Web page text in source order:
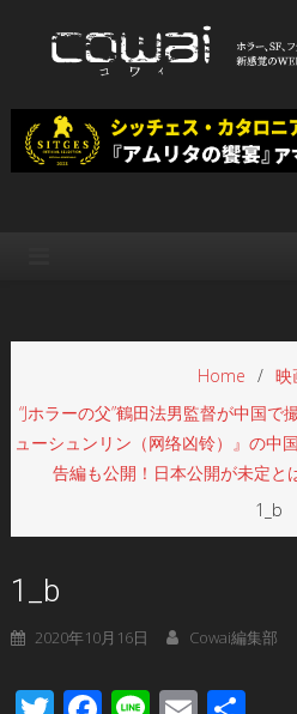
WEB映画マガ
ワ
Home
映
“Jホラーの父”鶴田法男監督が中国
ューシュンリン（网络凶铃）』の中
告編も公開！日本公開が未定と
1_b
1_b
2020年10月16日 Cowai編集部